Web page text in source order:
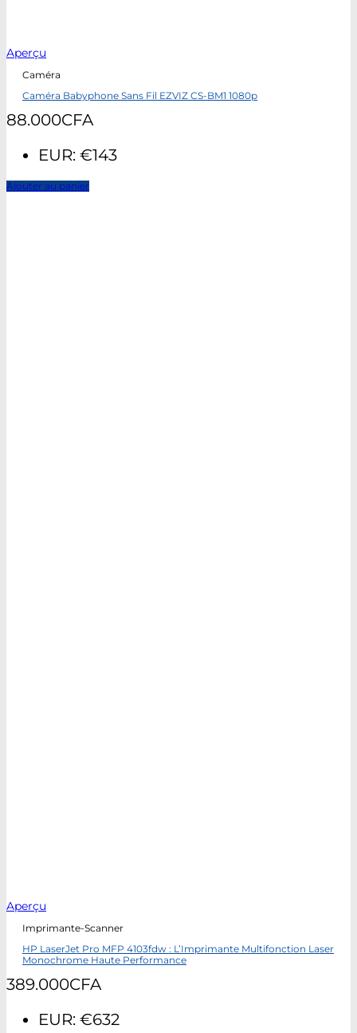
Aperçu
Caméra
Caméra Babyphone Sans Fil EZVIZ CS-BM1 1080p
88.000CFA
EUR: €143
Ajouter au panier
Aperçu
Imprimante-Scanner
HP LaserJet Pro MFP 4103fdw : L’Imprimante Multifonction Laser
Monochrome Haute Performance
389.000CFA
EUR: €632